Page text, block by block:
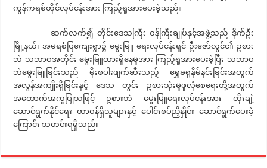
ကွန်ကရစ်တိုင်လုပ်ငန်းအား ကြည့်ရှုအားပေးခဲ့သည်။
ဆက်လက်၍ တိုင်းဒေသကြီး ဝန်ကြီးချုပ်နှင့်အဖွဲ့သည် ဒိုက်ဦး
မြို့နယ်၊ အမရစံပြကျေးရွာ၌ မွေးမြူ ရေးလုပ်ငန်းရှင် ဦးဇော်လွင်၏ ဥစား
ဘဲ သဘာဝအတိုင်း မွေးမြူထားရှိနေမှုအား ကြည့်ရှုအားပေးခဲ့ပြီး သဘာဝ
ဘဲမွေးမြူခြင်းသည် မိုးစပါးဖျက်ဆီးသည့် ရွှေခရုနှိမ်နင်းခြင်းအတွက်
အလွန်အကျိုးရှိခြင်းနှင့် ဒေသ တွင်း ဥစားသုံးမှုဖူလုံစေရေးတို့အတွက်
အထောက်အကူပြုသဖြင့် ဥစားဘဲ မွေးမြူရေးလုပ်ငန်းအား တိုးချဲ့
ဆောင်ရွက်နိုင်ရေး တာဝန်ရှိသူများနှင့် ပေါင်းစပ်ညှိနှိုင်း ဆောင်ရွက်ပေးခဲ့
ကြောင်း သတင်းရရှိသည်။